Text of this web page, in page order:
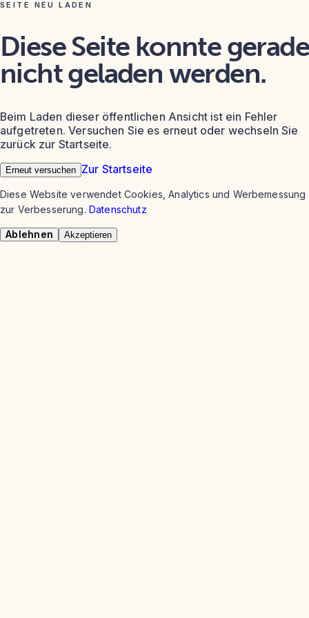
SEITE NEU LADEN
Diese Seite konnte gerade
nicht geladen werden.
Beim Laden dieser öffentlichen Ansicht ist ein Fehler
aufgetreten. Versuchen Sie es erneut oder wechseln Sie
zurück zur Startseite.
Erneut versuchen Zur Startseite
Diese Website verwendet Cookies, Analytics und Werbemessung
zur Verbesserung. Datenschutz
Ablehnen Akzeptieren